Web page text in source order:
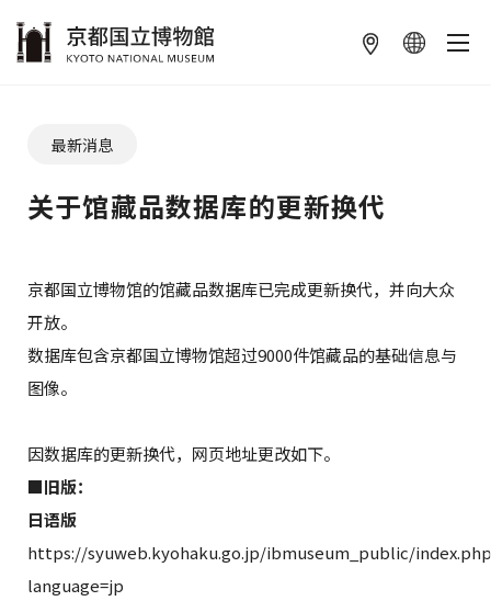
最新消息
关于馆藏品数据库的更新换代
京都国立博物馆的馆藏品数据库已完成更新换代，并向大众
开放。
数据库包含京都国立博物馆超过9000件馆藏品的基础信息与
图像。
因数据库的更新换代，网页地址更改如下。
■旧版：
日语版
https://syuweb.kyohaku.go.jp/ibmuseum_public/
language=jp